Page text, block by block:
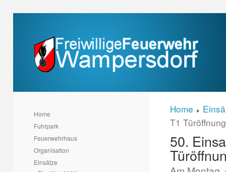
Home
Fuhrpark
Feuerwehrhaus
Organisation
Einsätze
Home
T1
50.